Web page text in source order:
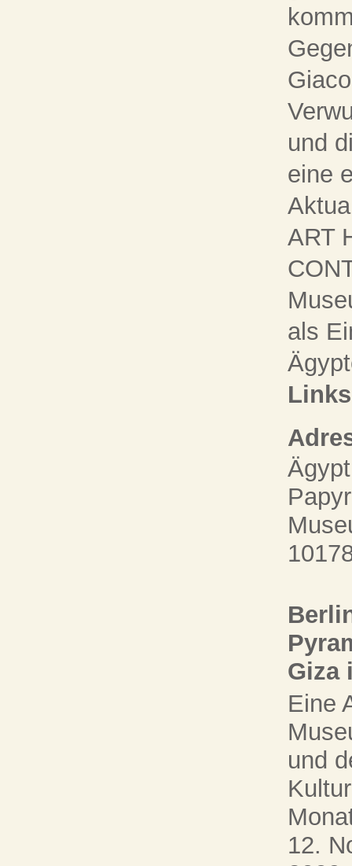
und
eine
ART
als
Links
Giza
Eine
und
12.